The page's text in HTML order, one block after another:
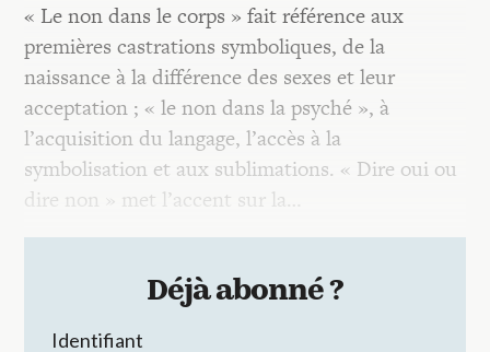
« Le non dans le corps » fait référence aux
premières castrations symboliques, de la
naissance à la différence des sexes et leur
acceptation ; « le non dans la psyché », à
l’acquisition du langage, l’accès à la
symbolisation et aux sublimations. « Dire oui ou
dire non » met l’accent sur la…
Déjà abonné ?
Identifiant